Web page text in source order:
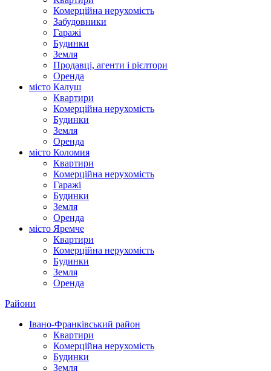
Комерційна нерухомість
Забудовники
Гаражі
Будинки
Земля
Продавці, агенти і рієлтори
Оренда
місто Калуш
Квартири
Комерційна нерухомість
Будинки
Земля
Оренда
місто Коломия
Квартири
Комерційна нерухомість
Гаражі
Будинки
Земля
Оренда
місто Яремче
Квартири
Комерційна нерухомість
Будинки
Земля
Оренда
Райони
Івано-Франківський район
Квартири
Комерційна нерухомість
Будинки
Земля